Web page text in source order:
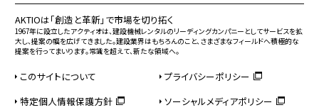
AKTIOは「創造と革新」で市場を切り拓く
1967年に設立したアクティオは、建設機械レンタルのリーディングカンパニーとしてサービスを拡
大し、提案の幅を広げてきました。建設業界はもちろんのこと、さまざまなフィールドへ積極的な
提案を行ってまいります。常識を超えて、新たな領域へ。
このサイトについて
プライバシーポリシー
特定個人情報保護方針
ソーシャルメディアポリシー